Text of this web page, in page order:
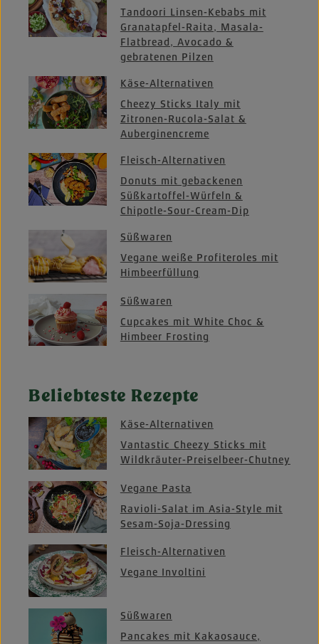
Tandoori Linsen-Kebabs mit
Granatapfel-Raita, Masala-
Flatbread, Avocado &
gebratenen Pilzen
Käse-Alternativen
Cheezy Sticks Italy mit
Zitronen-Rucola-Salat &
Auberginencreme
Fleisch-Alternativen
Donuts mit gebackenen
Süßkartoffel-Würfeln &
Chipotle-Sour-Cream-Dip
Süßwaren
Vegane weiße Profiteroles mit
Himbeerfüllung
Süßwaren
Cupcakes mit White Choc &
Himbeer Frosting
Beliebteste Rezepte
Käse-Alternativen
Vantastic Cheezy Sticks mit
Wildkräuter-Preiselbeer-Chutney
Vegane Pasta
Ravioli-Salat im Asia-Style mit
Sesam-Soja-Dressing
Fleisch-Alternativen
Vegane Involtini
Süßwaren
Pancakes mit Kakaosauce,